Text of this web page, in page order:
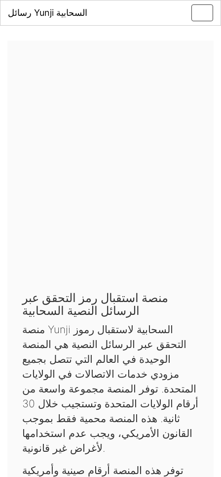
رسائل Yunji السحابية
منصة استقبال رمز التحقق عبر
الرسائل النصية السحابية
منصة Yunji السحابية لاستقبال رموز
التحقق عبر الرسائل النصية هي المنصة
الوحيدة في العالم التي تتصل بجميع
مزودي خدمات الاتصالات في الولايات
المتحدة. توفر المنصة مجموعة واسعة من
أرقام الولايات المتحدة وتستجيب خلال 30
ثانية. هذه المنصة محمية فقط بموجب
القانون الأمريكي، ويجب عدم استخدامها
لأغراض غير قانونية.
توفر هذه المنصة أرقام صينية وأمريكية